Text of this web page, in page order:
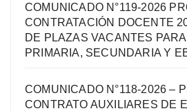
COMUNICADO N°119-2026
CONTRATACIÓN DOCENTE
DE PLAZAS VACANTES
PRIMARIA, SECUNDARIA Y
COMUNICADO N°118-2026 –
CONTRATO AUXILIARES DE